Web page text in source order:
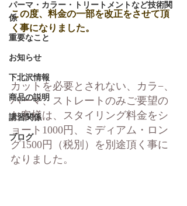
パーマ・カラー・トリートメントなど技術関
係
重要なこと
お知らせ
下北沢情報
商品の説明
講習関係
ブログ
この度、料金の一部を改正をさせて頂
く事になりました。
カットを必要とされない、カラ−、
パーマ、ストレートのみご要望の
お客様は、スタイリング料金をシ
ョート1000円、ミディアム・ロン
グ1500円（税別）を別途頂く事に
なりました。